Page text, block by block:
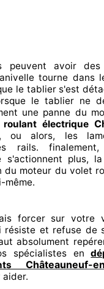
peuvent avoir des
tourne dans
le tablier s'est
le tablier ne
une panne du
roulant électrique
, ou alors, les
rails. finalement,
s'actionnent plus,
du moteur du volet
même.
forcer sur votre
résiste et refuse de
absolument
spécialistes en
Châteauneuf-
aider.